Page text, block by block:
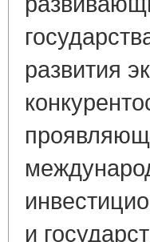
развития
и